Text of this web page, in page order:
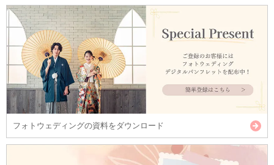
フォトウェディングの資料をダウンロード